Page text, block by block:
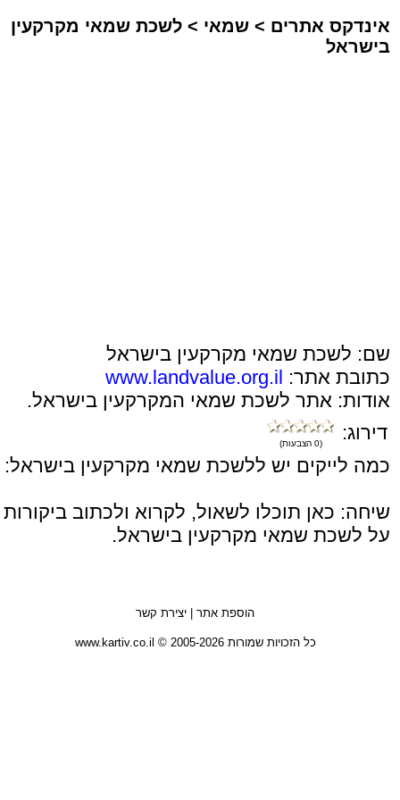
אינדקס אתרים > שמאי > לשכת שמאי מקרקעין
בישראל
שם: לשכת שמאי מקרקעין בישראל
כתובת אתר: www.landvalue.org.il
אודות: אתר לשכת שמאי המקרקעין בישראל.
דירוג:
(0 הצבעות)
כמה לייקים יש ללשכת שמאי מקרקעין בישראל:
שיחה: כאן תוכלו לשאול, לקרוא ולכתוב ביקורות
על לשכת שמאי מקרקעין בישראל.
הוספת אתר | יצירת קשר
כל הזכויות שמורות 2005-2026 © www.kartiv.co.il